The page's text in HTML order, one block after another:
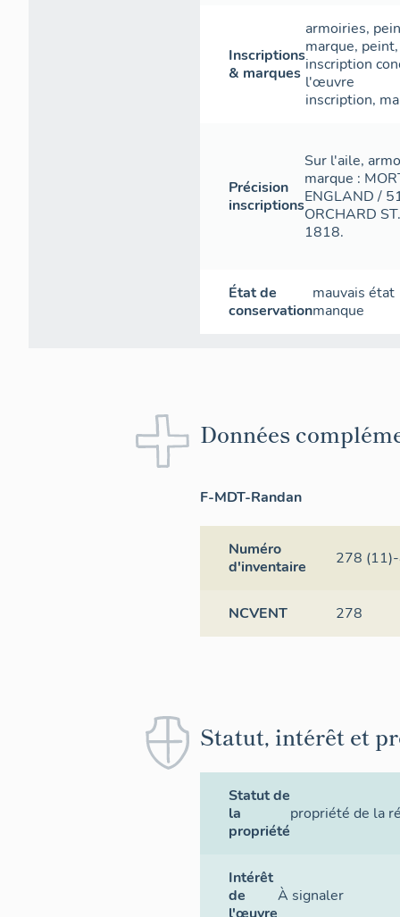
Inscriptions
& marques
armoiries,
marque, peint
inscription
l'œuvre
inscription,
Précision
inscriptions
Sur l'aile,
marque :
ENGLAND /
ORCHARD
1818.
État de
conservation
mauvais état
manque
Données
F-MDT-Randan
Numéro
d'inventaire
278
NCVENT 278
Statut, intérêt et
Statut de
la
propriété
propriété de la
Intérêt
de
l'œuvre
À signaler